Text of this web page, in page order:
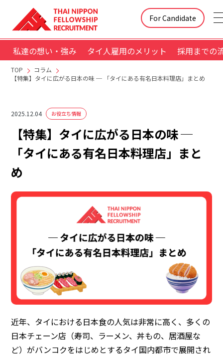
For Candidate
私達の想い・強み タイ人雇用のメリット 採用までの
TOP
コラム
【特集】タイに広がる日本の味 ─ 「タイにある有名日本料理店」まとめ
2025.12.04 お役立ち情報
【特集】タイに広がる日本の味 ─
「タイにある有名日本料理店」まと
め
近年、タイにおける日本食の人気は非常に高く、多くの
日本チェーン店（寿司、ラーメン、丼もの、居酒屋な
ど）がバンコクをはじめとするタイ国内都市で展開され